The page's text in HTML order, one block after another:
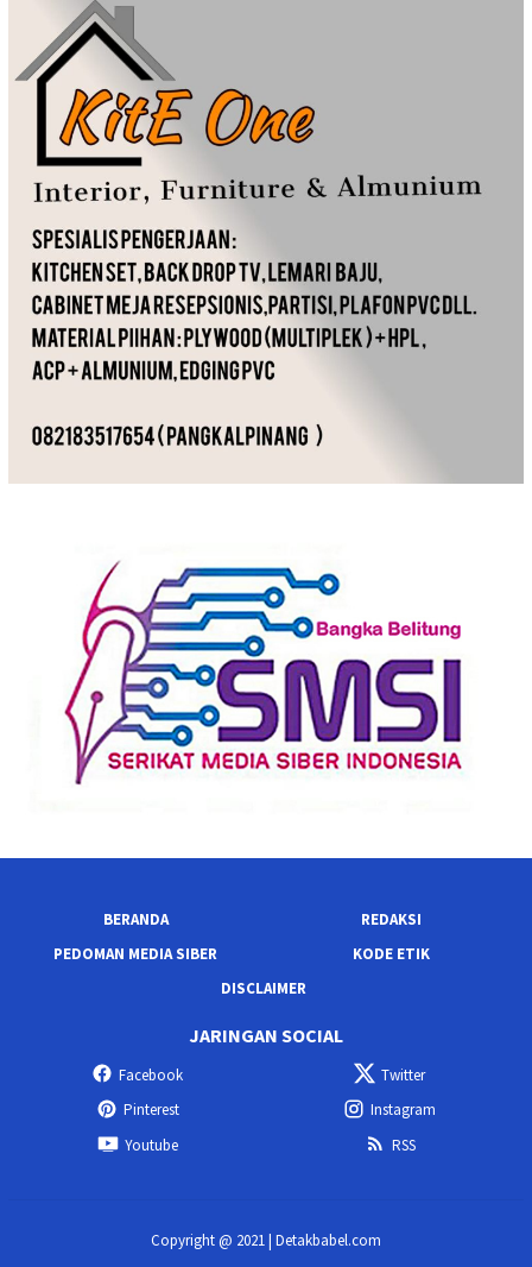
BERANDA
REDAKSI
PEDOMAN MEDIA SIBER
KODE ETIK
DISCLAIMER
JARINGAN SOCIAL
Facebook
Twitter
Pinterest
Instagram
Youtube
RSS
Copyright @ 2021 | Detakbabel.com